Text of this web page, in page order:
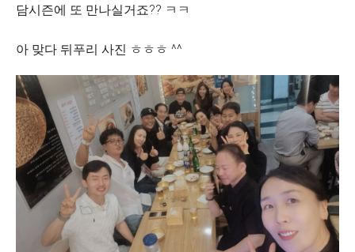
담시즌에 또 만나실거죠?? ㅋㅋ
아 맞다 뒤푸리 사진 ㅎㅎㅎ ^^